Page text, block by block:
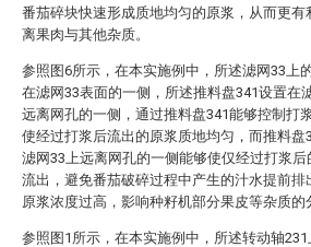
番茄碎块快速形成质地均匀的原浆，从而更有
离果肉与其他杂质。
参照图6所示，在本实施例中，所述滤网33上
在滤网33表面的一侧，所述推料盘341设置在
远离网孔的一侧，通过推料盘341能够控制打
使经过打浆后流出的原浆质地均匀，而推料盘
滤网33上远离网孔的一侧能够使仅经过打浆后
流出，避免番茄破碎过程中产生的汁水提前排
原浆浓度过高，影响种籽机部分果皮等杂质的
参照图1所示，在本实施例中，所述转动轴231